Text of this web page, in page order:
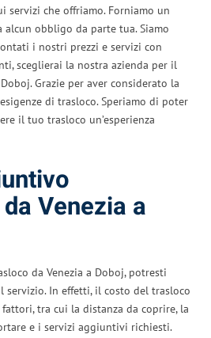
servizi che offriamo. Forniamo un
obbligo da parte tua. Siamo
i nostri prezzi e servizi con
sceglierai la nostra azienda per il
Grazie per aver considerato la
di trasloco. Speriamo di poter
il tuo trasloco un’esperienza
Venezia a
da Venezia a Doboj, potresti
servizio. In effetti, il costo del trasloco
tra cui la distanza da coprire, la
e i servizi aggiuntivi richiesti.